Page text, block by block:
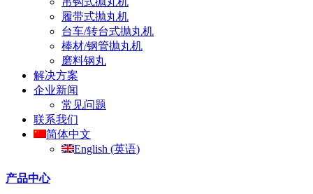
履带式抛丸机
台车/转台式抛丸机
棒材/钢管抛丸机
磨料钢丸
解决方案
企业新闻
常见问题
联系我们
简体中文
English (英语)
产品中心